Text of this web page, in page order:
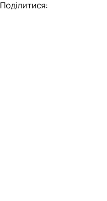
Поділитися: